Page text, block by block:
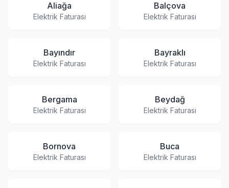
Aliağa
Elektrik Faturası
Balçova
Elektrik Faturası
Bayındır
Elektrik Faturası
Bayraklı
Elektrik Faturası
Bergama
Elektrik Faturası
Beydağ
Elektrik Faturası
Bornova
Elektrik Faturası
Buca
Elektrik Faturası